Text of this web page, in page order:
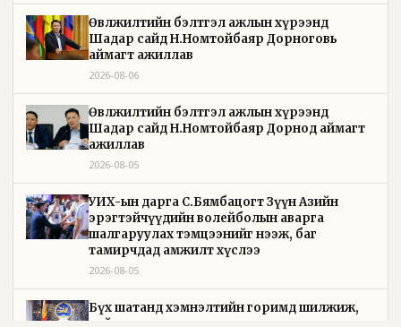
Өвөлжилтийн бэлтгэл ажлын хүрээнд
Шадар сайд Н.Номтойбаяр Дорноговь
аймагт ажиллав
2026-08-06
Өвөлжилтийн бэлтгэл ажлын хүрээнд
Шадар сайд Н.Номтойбаяр Дорнод аймагт
ажиллав
2026-08-05
УИХ-ын дарга С.Бямбацогт Зүүн Азийн
эрэгтэйчүүдийн волейболын аварга
шалгаруулах тэмцээнийг нээж, баг
тамирчдад амжилт хүслээ
2026-08-05
Бүх шатанд хэмнэлтийн горимд шилжиж,
найр наадам, зөвлөгөөн, гадаад томилолтыг